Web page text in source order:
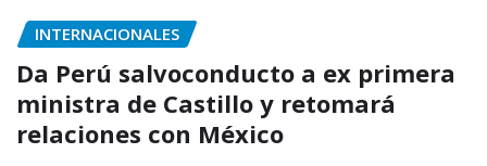
INTERNACIONALES
Da Perú salvoconducto a ex primera
ministra de Castillo y retomará
relaciones con México